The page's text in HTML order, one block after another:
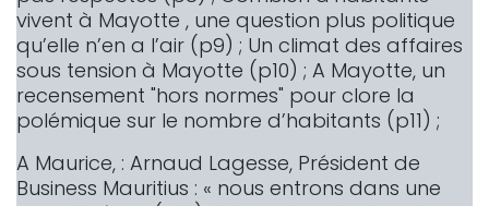
vivent à Mayotte , une question plus politique
qu’elle n’en a l’air (p9) ; Un climat des affaires
sous tension à Mayotte (p10) ; A Mayotte, un
recensement "hors normes" pour clore la
polémique sur le nombre d’habitants (p11) ;
A Maurice, : Arnaud Lagesse, Président de
Business Mauritius : « nous entrons dans une